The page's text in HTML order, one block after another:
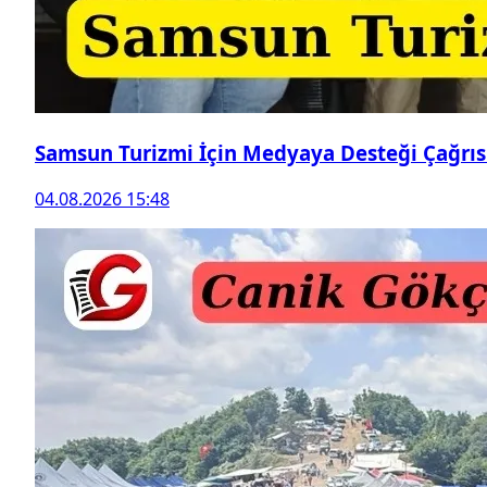
Samsun Turizmi İçin Medyaya Desteği
04.08.2026 15:48